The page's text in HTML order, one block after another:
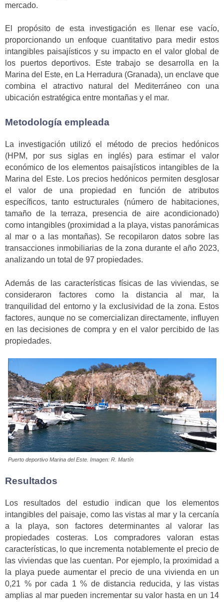
mercado.
El propósito de esta investigación es llenar ese vacío,
proporcionando un enfoque cuantitativo para medir estos
intangibles paisajísticos y su impacto en el valor global de
los puertos deportivos. Este trabajo se desarrolla en la
Marina del Este, en La Herradura (Granada), un enclave que
combina el atractivo natural del Mediterráneo con una
ubicación estratégica entre montañas y el mar.
Metodología empleada
La investigación utilizó el método de precios hedónicos
(HPM, por sus siglas en inglés) para estimar el valor
económico de los elementos paisajísticos intangibles de la
Marina del Este. Los precios hedónicos permiten desglosar
el valor de una propiedad en función de atributos
específicos, tanto estructurales (número de habitaciones,
tamaño de la terraza, presencia de aire acondicionado)
como intangibles (proximidad a la playa, vistas panorámicas
al mar o a las montañas). Se recopilaron datos sobre las
transacciones inmobiliarias de la zona durante el año 2023,
analizando un total de 97 propiedades.
Además de las características físicas de las viviendas, se
consideraron factores como la distancia al mar, la
tranquilidad del entorno y la exclusividad de la zona. Estos
factores, aunque no se comercializan directamente, influyen
en las decisiones de compra y en el valor percibido de las
propiedades.
Puerto deportivo Marina del Este. Imagen: R. Martín
Resultados
Los resultados del estudio indican que los elementos
intangibles del paisaje, como las vistas al mar y la cercanía
a la playa, son factores determinantes al valorar las
propiedades costeras. Los compradores valoran estas
características, lo que incrementa notablemente el precio de
las viviendas que las cuentan. Por ejemplo, la proximidad a
la playa puede aumentar el precio de una vivienda en un
0,21 % por cada 1 % de distancia reducida, y las vistas
amplias al mar pueden incrementar su valor hasta en un 14